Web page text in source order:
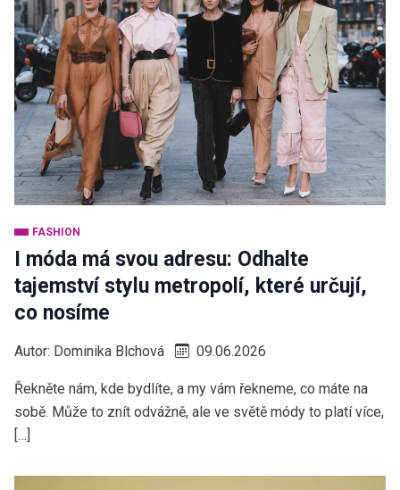
FASHION
I móda má svou adresu: Odhalte
tajemství stylu metropolí, které určují,
co nosíme
Autor: Dominika Blchová 09.06.2026
Řekněte nám, kde bydlíte, a my vám řekneme, co máte na
sobě. Může to znít odvážně, ale ve světě módy to platí více,
[…]